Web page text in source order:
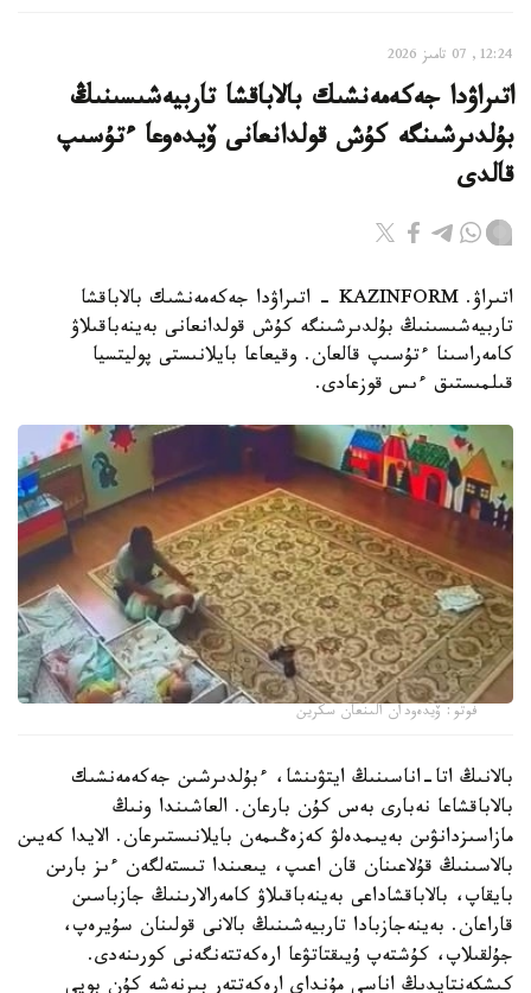
12:24, 07 تامىز 2026
اتىراۋدا جەكەمەنشىك بالاباقشا تاربيەشىسىنىڭ
بۇلدىرشىنگە كۇش قولدانعانى ۆيدەوعا ءتۇسىپ
قالدى
اتىراۋ. KAZINFORM - اتىراۋدا جەكەمەنشىك بالاباقشا
تاربيەشىسىنىڭ بۇلدىرشىنگە كۇش قولدانعانى بەينەباقىلاۋ
كامەراسىنا ءتۇسىپ قالعان. وقيعاعا بايلانىستى پوليتسيا
قىلمىستىق ءىس قوزعادى.
فوتو: ۆيدەودان الىنعان سكرين
بالانىڭ اتا-اناسىنىڭ ايتۋىنشا، ءبۇلدىرشىن جەكەمەنشىك
بالاباقشاعا نەبارى بەس كۇن بارعان. العاشىندا ونىڭ
مازاسىزدانۋىن بەيىمدەلۋ كەزەڭىمەن بايلانىستىرعان. الايدا كەيىن
بالاسىنىڭ قۇلاعىنان قان اعىپ، يىعىندا تىستەلگەن ءىز بارىن
بايقاپ، بالاباقشاداعى بەينەباقىلاۋ كامەرالارىنىڭ جازباسىن
قاراعان. بەينەجازبادا تاربيەشىنىڭ بالانى قولىنان سۇيرەپ،
جۇلقىلاپ، كۇشتەپ ۇيىقتاتۋعا ارەكەتتەنگەنى كورىنەدى.